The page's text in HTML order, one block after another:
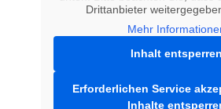
Drittanbieter
Mehr
Inhalt entsperren
Erforderlichen Service
Inhalte